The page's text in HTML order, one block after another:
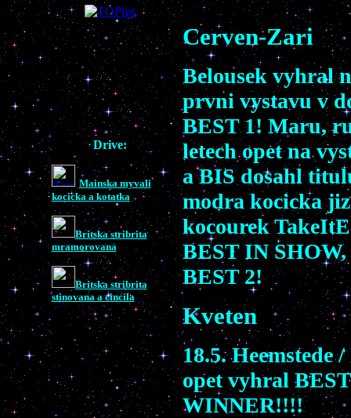
Drive:
Mainska myvali
kocicka a kotatka
Britska stribrita
mramorovana
Britska stribrita
stinovana a cincila
Cerven-Zari
Belousek vyhral
prvni vystavu v
BEST 1! Maru,
letech opet na
a BIS dosahl
modra kocicka
kocourek
BEST IN
BEST 2!
Kveten
18.5. Heemstede
opet vyhral
WINNER!!!!